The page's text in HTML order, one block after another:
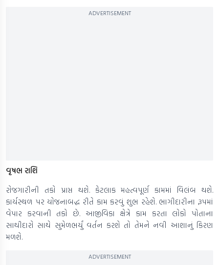
ADVERTISEMENT
વૃષભ રાશિ
રોજગારીની તકો પ્રાપ્ત થશે. કેટલાક મહત્વપૂર્ણ કામમાં વિલંબ થશે.
કાર્યસ્થળ પર યોજનાબદ્ધ રીતે કામ કરવું શુભ રહેશે. ભાગીદારીના રૂપમાં
વેપાર કરવાની તકો છે. આજીવિકા ક્ષેત્રે કામ કરતા લોકો પોતાના
સાથીદારો સાથે સુમેળભર્યું વર્તન કરશે તો તેમને નવી આશાનું કિરણ
મળશે.
ADVERTISEMENT